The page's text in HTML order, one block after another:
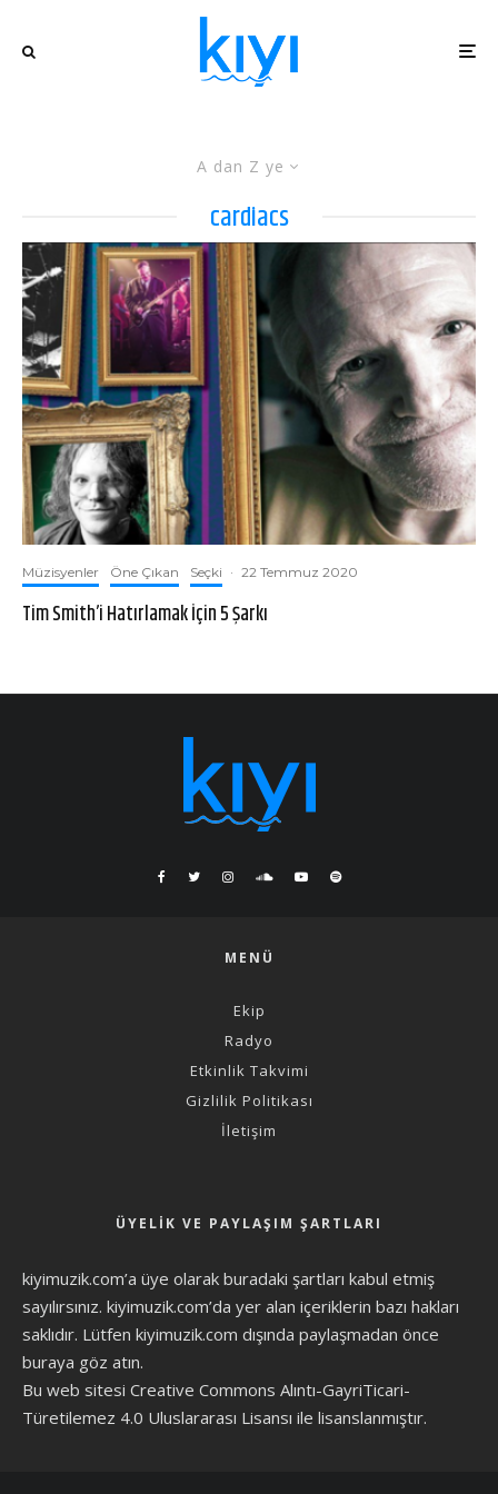
A dan Z ye
cardiacs
Müzisyenler Öne Çıkan Seçki · 22 Temmuz 2020
Tim Smith’i Hatırlamak İçin 5 Şarkı
MENÜ
Ekip
Radyo
Etkinlik Takvimi
Gizlilik Politikası
İletişim
ÜYELIK VE PAYLAŞIM ŞARTLARI
kiyimuzik.com’a üye olarak buradaki şartları kabul etmiş
sayılırsınız. kiyimuzik.com’da yer alan içeriklerin bazı hakları
saklıdır. Lütfen kiyimuzik.com dışında paylaşmadan önce
buraya göz atın.
Bu web sitesi Creative Commons Alıntı-GayriTicari-
Türetilemez 4.0 Uluslararası Lisansı ile lisanslanmıştır.